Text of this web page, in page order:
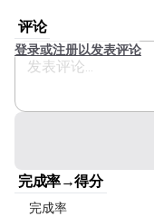
评论
登录或注册以发表评论
完成率→得分
完成率